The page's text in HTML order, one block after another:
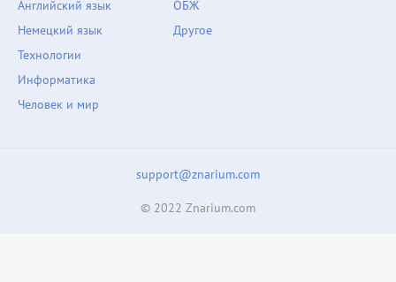
Английский язык
Немецкий язык
Технологии
Информатика
Человек и мир
ОБЖ
Другое
© 2022 Znarium.com
support@znarium.com